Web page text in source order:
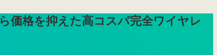
価格を抑えた高コスパ完全ワイヤレ